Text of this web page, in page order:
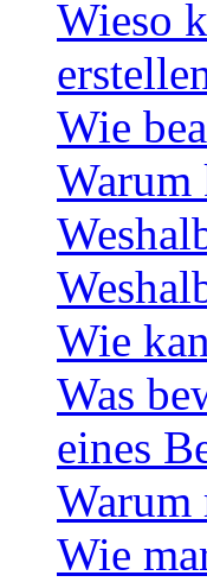
Wieso
Wie
Warum
Wie
Was
eines
Warum
Wie